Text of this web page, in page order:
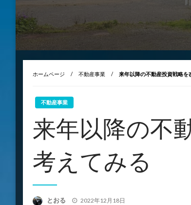
ホームページ 不動産事業 来年以降の不動産投資戦略を
不動産事業
来年以降の不
考えてみる
とおる
投
2022年12月18日